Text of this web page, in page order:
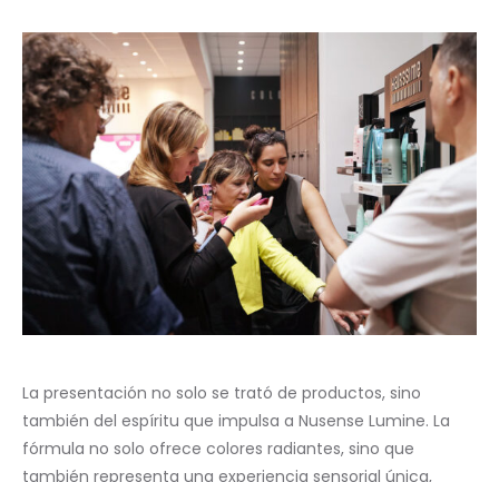
La presentación no solo se trató de productos, sino
también del espíritu que impulsa a Nusense Lumine. La
fórmula no solo ofrece colores radiantes, sino que
también representa una experiencia sensorial única,